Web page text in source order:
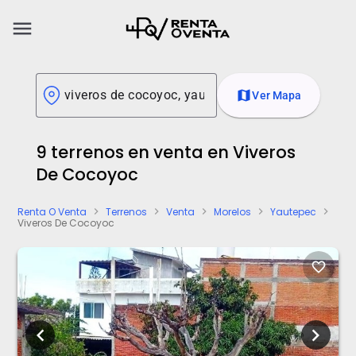
menu
mapVer Mapa
9 terrenos en venta en Viveros
De Cocoyoc
Renta O Venta chevron_right Terrenos chevron_right Venta chevron_right Morelos chevron_right Yautepec chevron_right
Viveros De Cocoyoc
favorite_border
chevron_left chevron_right